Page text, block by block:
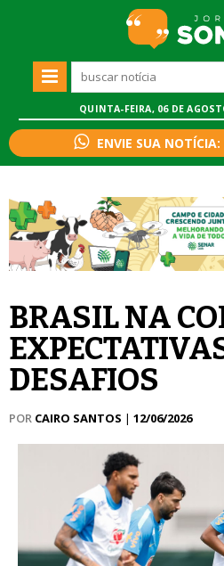
QUINTA-FEIRA, 06 DE
ENVIE SUA
BRASIL NA
DESAFIOS
POR CAIRO SANTOS | 12/06/2026